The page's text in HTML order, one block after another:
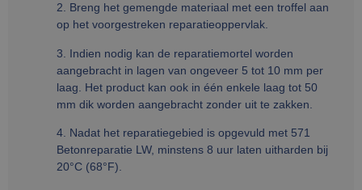
2. Breng het gemengde materiaal met een troffel aan
op het voorgestreken reparatieoppervlak.
3. Indien nodig kan de reparatiemortel worden
aangebracht in lagen van ongeveer 5 tot 10 mm per
laag. Het product kan ook in één enkele laag tot 50
mm dik worden aangebracht zonder uit te zakken.
4. Nadat het reparatiegebied is opgevuld met 571
Betonreparatie LW, minstens 8 uur laten uitharden bij
20°C (68°F).